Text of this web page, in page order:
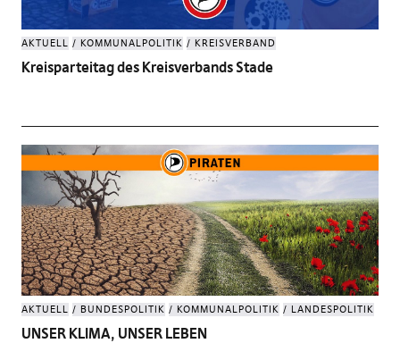
AKTUELL KOMMUNALPOLITIK KREISVERBAND
Kreisparteitag des Kreisverbands Stade
AKTUELL BUNDESPOLITIK KOMMUNALPOLITIK LANDESPOLITIK
UNSER KLIMA, UNSER LEBEN